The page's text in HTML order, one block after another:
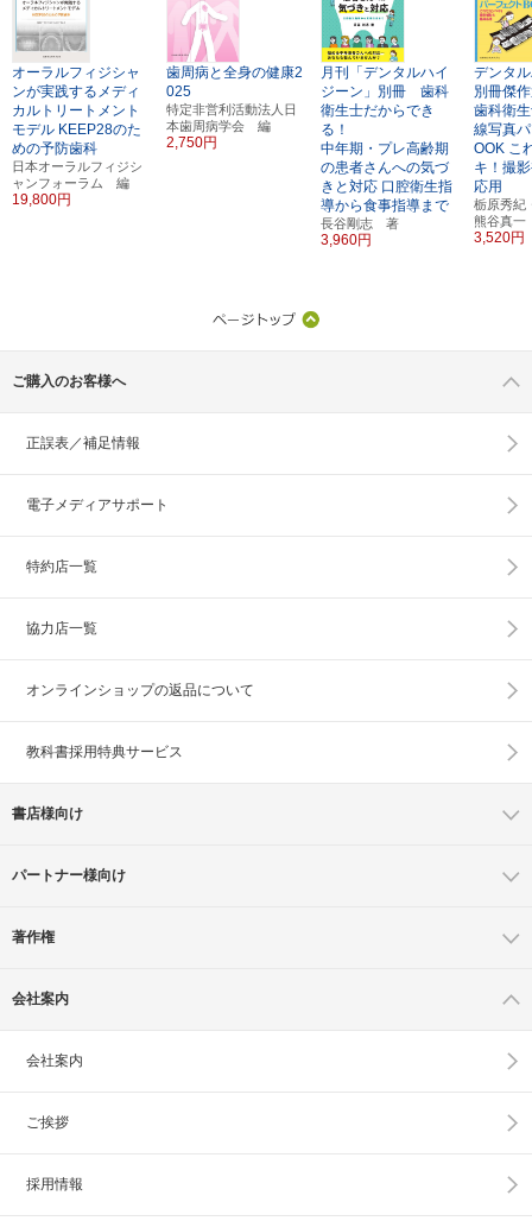
オーラルフィジシャ
ンが実践するメディ
カルトリートメント
モデル KEEP28のた
めの予防歯科
日本オーラルフィジシ
ャンフォーラム 編
19,800円
歯周病と全身の健康2
025
特定非営利活動法人日
本歯周病学会 編
2,750円
月刊「デンタルハイ
ジーン」別冊 歯科
衛生士だからでき
る！
中年期・プレ高齢期
の患者さんへの気づ
きと対応 口腔衛生指
導から食事指導まで
長谷剛志 著
3,960円
デンタ
別冊傑
歯科衛
線写真
OOK こ
キ！撮
応用
栃原秀紀
熊谷真
3,520円
ご購入のお客様へ
正誤表／補足情報
電子メディアサポート
特約店一覧
協力店一覧
オンラインショップの返品について
教科書採用特典サービス
書店様向け
パートナー様向け
著作権
会社案内
会社案内
ご挨拶
採用情報